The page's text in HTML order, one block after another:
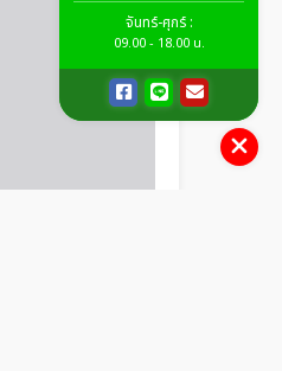
จันทร์-ศุกร์ :
09.00 - 18.00 น.